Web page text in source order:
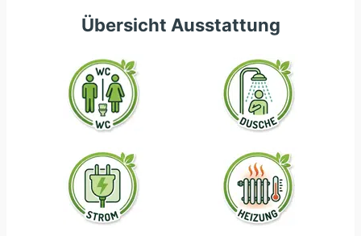
Übersicht Ausstattung